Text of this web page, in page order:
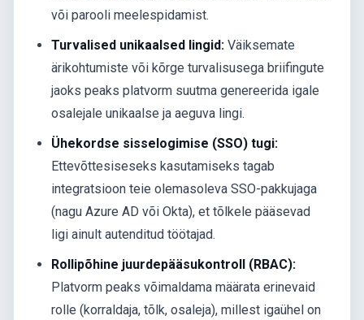
või parooli meelespidamist.
Turvalised unikaalsed lingid: Väiksemate
ärikohtumiste või kõrge turvalisusega briifingute
jaoks peaks platvorm suutma genereerida igale
osalejale unikaalse ja aeguva lingi.
Ühekordse sisselogimise (SSO) tugi:
Ettevõttesiseseks kasutamiseks tagab
integratsioon teie olemasoleva SSO-pakkujaga
(nagu Azure AD või Okta), et tõlkele pääsevad
ligi ainult autenditud töötajad.
Rollipõhine juurdepääsukontroll (RBAC):
Platvorm peaks võimaldama määrata erinevaid
rolle (korraldaja, tõlk, osaleja), millest igaühel on